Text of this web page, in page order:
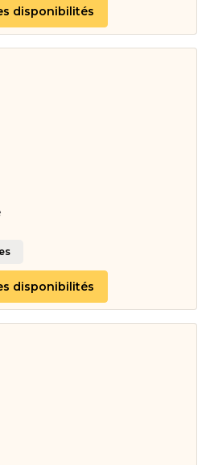
disponibilités
disponibilités